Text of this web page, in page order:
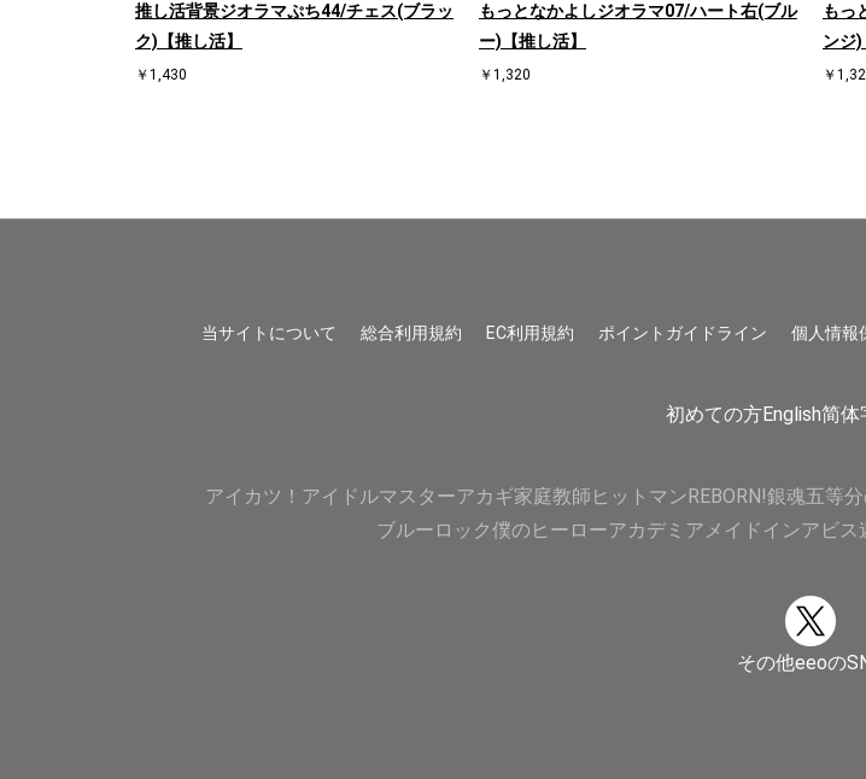
推し活背景ジオラマぷち44/チェス(ブラッ
ク)【推し活】
￥1,430
もっとなかよしジオラマ07/ハート右(ブル
ー)【推し活】
￥1,320
もっ
ンジ)
￥
当サイトについて 総合利用規約 EC利用規約 ポイントガイドライン 個人情報
初めての方English简体
アイカツ！ アイドルマスターアカギ家庭教師ヒットマンREBORN!銀魂五等
ブルーロック僕のヒーローアカデミア メイドインアビス
その他eeoの